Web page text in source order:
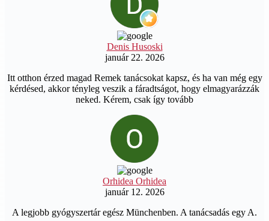
Denis Husoski
január 22. 2026
Itt otthon érzed magad Remek tanácsokat kapsz, és ha van még egy
kérdésed, akkor tényleg veszik a fáradtságot, hogy elmagyarázzák
neked. Kérem, csak így tovább
Orhidea Orhidea
január 12. 2026
A legjobb gyógyszertár egész Münchenben. A tanácsadás egy A.